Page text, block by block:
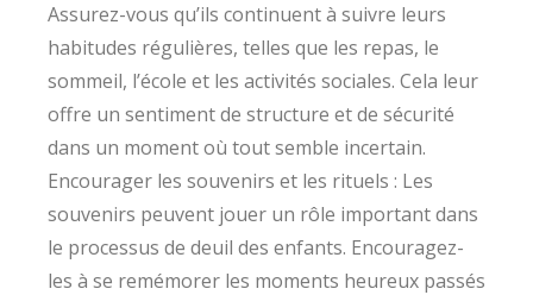
Assurez-vous qu’ils continuent à suivre leurs
habitudes régulières, telles que les repas, le
sommeil, l’école et les activités sociales. Cela leur
offre un sentiment de structure et de sécurité
dans un moment où tout semble incertain.
Encourager les souvenirs et les rituels : Les
souvenirs peuvent jouer un rôle important dans
le processus de deuil des enfants. Encouragez-
les à se remémorer les moments heureux passés